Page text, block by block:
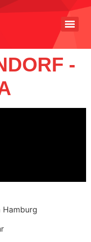
-
Hamburg